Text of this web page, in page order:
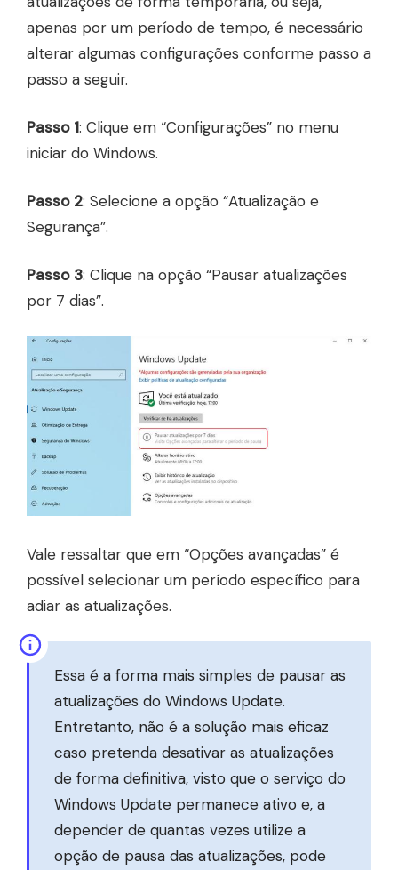
apenas por um período de tempo, é necessário
alterar algumas configurações conforme passo a
passo a seguir.
Passo 1: Clique em “Configurações” no menu
iniciar do Windows.
Passo 2: Selecione a opção “Atualização e
Segurança”.
Passo 3: Clique na opção “Pausar atualizações
por 7 dias”.
Vale ressaltar que em “Opções avançadas” é
possível selecionar um período específico para
adiar as atualizações.
Essa é a forma mais simples de pausar as
atualizações do Windows Update.
Entretanto, não é a solução mais eficaz
caso pretenda desativar as atualizações
de forma definitiva, visto que o serviço do
Windows Update permanece ativo e, a
depender de quantas vezes utilize a
opção de pausa das atualizações, pode